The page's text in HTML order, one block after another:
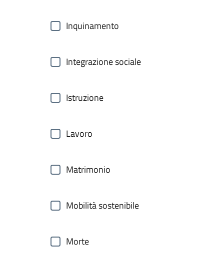
Inquinamento
Integrazione sociale
Istruzione
Lavoro
Matrimonio
Mobilità sostenibile
Morte